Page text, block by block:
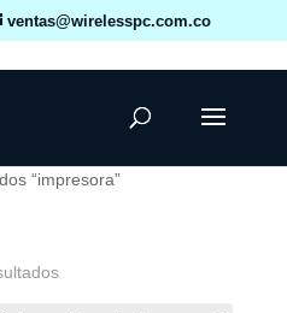
ventas@wirelesspc.com.co
“impresora”